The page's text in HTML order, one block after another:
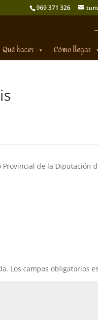
969 371 326
Qué hacer Cómo llegar
de la Diputación
Los campos obligatorios